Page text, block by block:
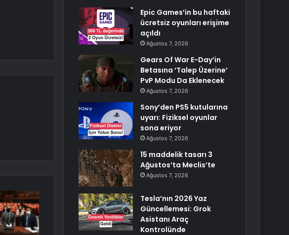
Epic Games’in bu haftaki
ücretsiz oyunları erişime
açıldı
Ağustos 7, 2026
Gears Of War E-Day’in
Betasına ‘Talep Üzerine’
PvP Modu Da Eklenecek
Ağustos 7, 2026
Sony’den PS5 kutularına
uyarı: Fiziksel oyunlar
sona eriyor
Ağustos 7, 2026
15 maddelik tasarı 3
Ağustos’ta Meclis’te
Ağustos 7, 2026
Tesla’nın 2026 Yaz
Güncellemesi: Grok
Asistanı Araç
Kontrolünde